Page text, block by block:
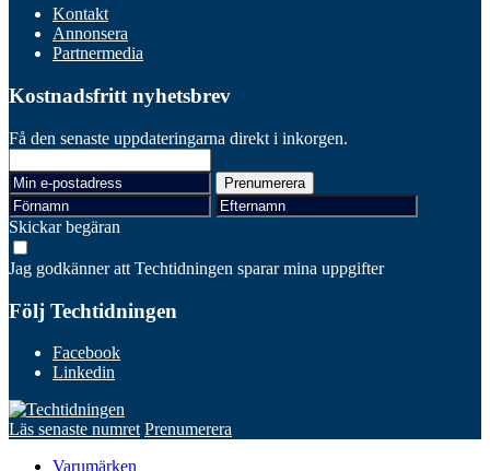
Kontakt
Annonsera
Partnermedia
Kostnadsfritt nyhetsbrev
Få den senaste uppdateringarna direkt i inkorgen.
Skickar begäran
Jag godkänner att Techtidningen sparar mina uppgifter
Följ Techtidningen
Facebook
Linkedin
Läs senaste numret Prenumerera
Varumärken